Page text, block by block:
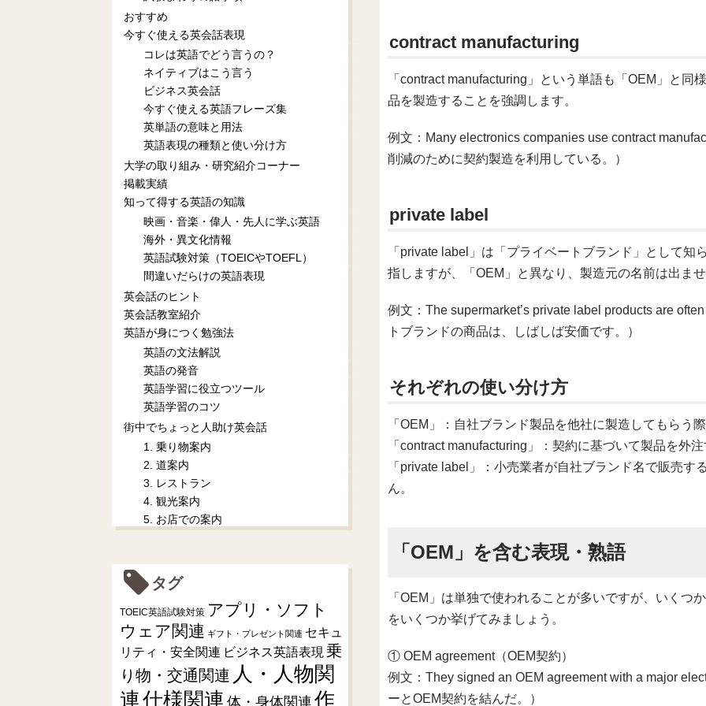
contract manufacturing
「contract manufacturing」という単語も「OEM」と
品を製造することを強調します。
例文：Many electronics companies use contract
削減のために契約製造を利用している。）
private label
「private label」は「プライベートブランド」として
指しますが、「OEM」と異なり、製造元の名前は出ま
例文：The supermarket’s private label products are
トブランドの商品は、しばしば安価です。）
それぞれの使い分け方
「OEM」：自社ブランド製品を他社に製造してもらう
「contract manufacturing」：契約に基づいて製品を外
「private label」：小売業者が自社ブランド名で販売
ん。
「OEM」を含む表現・熟語
「OEM」は単独で使われることが多いですが、いくつ
をいくつか挙げてみましょう。
① OEM agreement（OEM契約）
例文：They signed an OEM agreement with a major
ーとOEM契約を結んだ。）
おすすめ
今すぐ使える英会話表現
コレは英語でどう言うの？
ネイティブはこう言う
ビジネス英会話
今すぐ使える英語フレーズ集
英単語の意味と用法
英語表現の種類と使い分け方
大学の取り組み・研究紹介コーナー
掲載実績
知って得する英語の知識
映画・音楽・偉人・先人に学ぶ英語
海外・異文化情報
英語試験対策（TOEICやTOEFL）
間違いだらけの英語表現
英会話のヒント
英会話教室紹介
英語が身につく勉強法
英語の文法解説
英語の発音
英語学習に役立つツール
英語学習のコツ
街中でちょっと人助け英会話
1. 乗り物案内
2. 道案内
3. レストラン
4. 観光案内
5. お店での案内
タグ
TOEIC英語試験対策 アプリ・ソフト
ウェア関連 ギフト・プレゼント関連 セキュ
リティ・安全関連 ビジネス英語表現 乗
り物・交通関連 人・人物関
連仕様関連 体・身体関連 作